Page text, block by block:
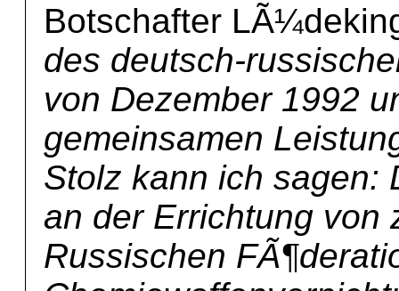
Botschafter
des deutsch-
von Dezember 1992
gemeinsamen
Stolz kann ich sagen:
an der Errichtung von
Russischen